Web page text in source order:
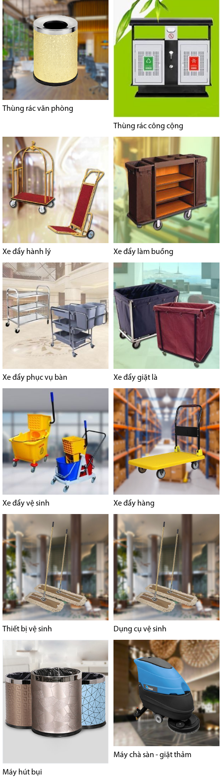
Thùng rác văn phòng
Thùng rác công cộng
Xe đẩy hành lý Xe đẩy làm buồng
Xe đẩy phục vụ bàn Xe đẩy giặt là
Xe đẩy vệ sinh Xe đẩy hàng
Thiết bị vệ sinh Dụng cụ vệ sinh
Máy hút bụi
Máy chà sàn - giặt thảm